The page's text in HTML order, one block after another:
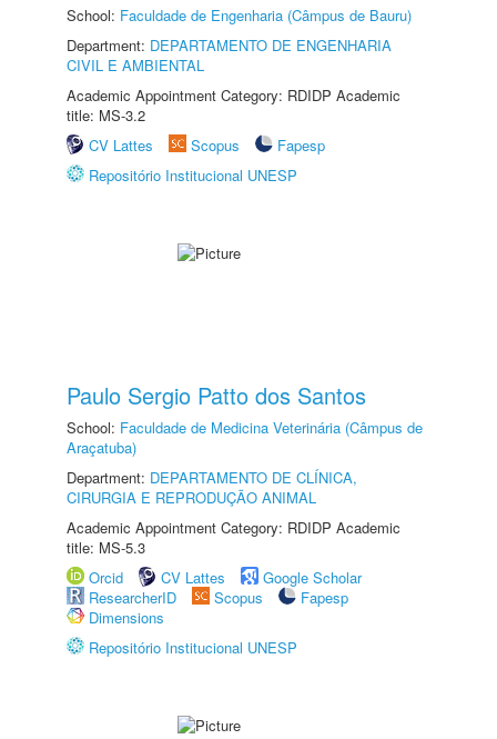
School: Faculdade de Engenharia (Câmpus de Bauru)
Department: DEPARTAMENTO DE ENGENHARIA
CIVIL E AMBIENTAL
Academic Appointment Category: RDIDP Academic
title: MS-3.2
CV Lattes
Scopus
Fapesp
Repositório Institucional UNESP
Paulo Sergio Patto dos Santos
School: Faculdade de Medicina Veterinária (Câmpus de
Araçatuba)
Department: DEPARTAMENTO DE CLÍNICA,
CIRURGIA E REPRODUÇÃO ANIMAL
Academic Appointment Category: RDIDP Academic
title: MS-5.3
Orcid
CV Lattes
Google Scholar
ResearcherID
Scopus
Fapesp
Dimensions
Repositório Institucional UNESP